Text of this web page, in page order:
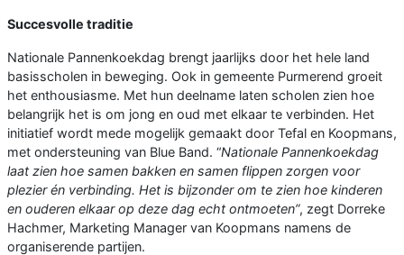
Succesvolle traditie
Nationale Pannenkoekdag brengt jaarlijks door het hele land
basisscholen in beweging. Ook in gemeente Purmerend groeit
het enthousiasme. Met hun deelname laten scholen zien hoe
belangrijk het is om jong en oud met elkaar te verbinden. Het
initiatief wordt mede mogelijk gemaakt door Tefal en Koopmans,
met ondersteuning van Blue Band. “Nationale Pannenkoekdag
laat zien hoe samen bakken en samen flippen zorgen voor
plezier én verbinding. Het is bijzonder om te zien hoe kinderen
en ouderen elkaar op deze dag echt ontmoeten”, zegt Dorreke
Hachmer, Marketing Manager van Koopmans namens de
organiserende partijen.